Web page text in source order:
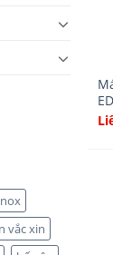
vắc xin